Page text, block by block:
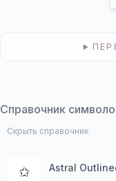
Справочник
Скрыть справочник
✩ Astral